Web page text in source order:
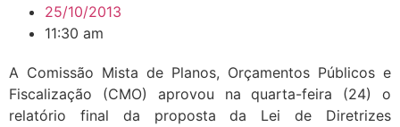
25/10/2013
11:30 am
A Comissão Mista de Planos, Orçamentos Públicos e
Fiscalização (CMO) aprovou na quarta-feira (24) o
relatório final da proposta da Lei de Diretrizes